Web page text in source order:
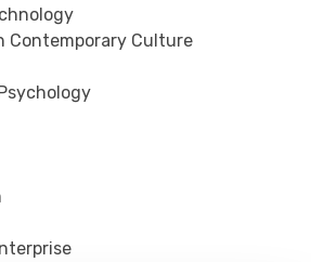
Contemporary Culture